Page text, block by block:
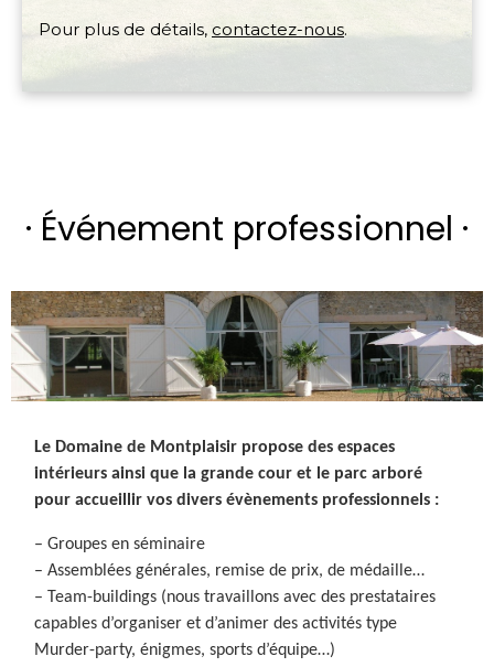
Pour plus de détails, contactez-nous.
· Événement professionnel ·
Le Domaine de Montplaisir propose des espaces
intérieurs ainsi que la grande cour et le parc arboré
pour accueillir vos divers évènements professionnels :
– Groupes en séminaire
– Assemblées générales, remise de prix, de médaille…
– Team-buildings (nous travaillons avec des prestataires
capables d’organiser et d’animer des activités type
Murder-party, énigmes, sports d’équipe…)